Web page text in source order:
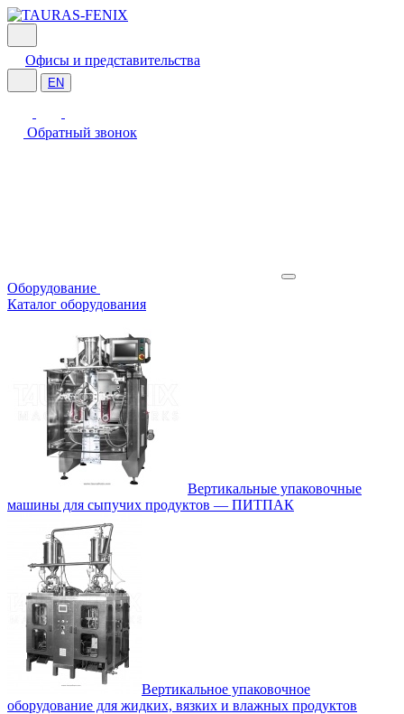
Офисы и представительства
EN
Обратный звонок
Оборудование
Каталог оборудования
Вертикальные упаковочные
машины для сыпучих продуктов — ПИТПАК
Вертикальное упаковочное
оборудование для жидких, вязких и влажных продуктов